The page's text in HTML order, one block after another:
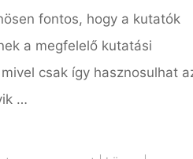
fontos, hogy a kutatók
a megfelelő kutatási
csak így hasznosulhat
…